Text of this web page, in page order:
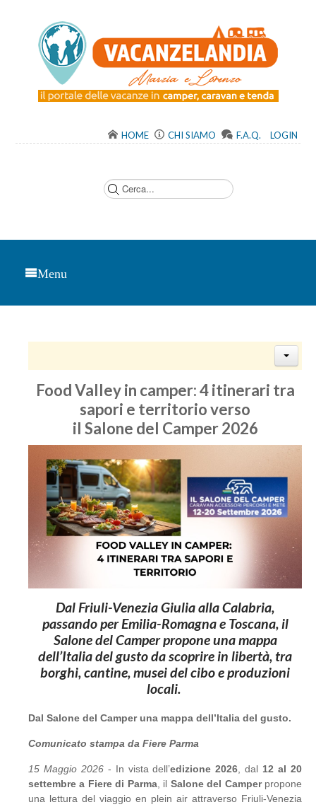
HOME CHI SIAMO F.A.Q. LOGIN
Menu
Food Valley in camper: 4 itinerari tra
sapori e territorio verso
il Salone del Camper 2026
Dal Friuli-Venezia Giulia alla Calabria,
passando per Emilia-Romagna e Toscana, il
Salone del Camper propone una mappa
dell’Italia del gusto da scoprire in libertà, tra
borghi, cantine, musei del cibo e produzioni
locali.
Dal Salone del Camper una mappa dell’Italia del gusto.
Comunicato stampa da Fiere Parma
15 Maggio 2026- In vista dell’edizione 2026 , dal 12 al 20
settembre a Fiere di Parma, il Salone del Camperpropone
una lettura del viaggio en plein air attraverso Friuli-Venezia